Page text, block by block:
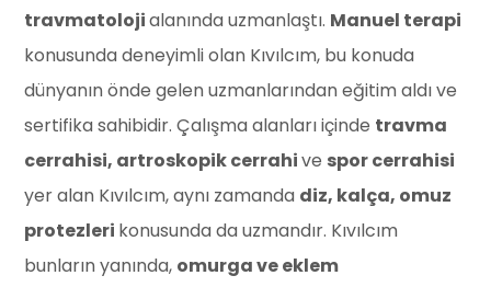
travmatolojialanında uzmanlaştı. Manuel terapi
konusunda deneyimli olan Kıvılcım, bu konuda
dünyanın önde gelen uzmanlarından eğitim aldı ve
sertifika sahibidir. Çalışma alanları içinde travma
cerrahisi, artroskopik cerrahive spor cerrahisi
yer alan Kıvılcım, aynı zamanda diz, kalça, omuz
protezleri konusunda da uzmandır. Kıvılcım
bunların yanında, omurga ve eklem